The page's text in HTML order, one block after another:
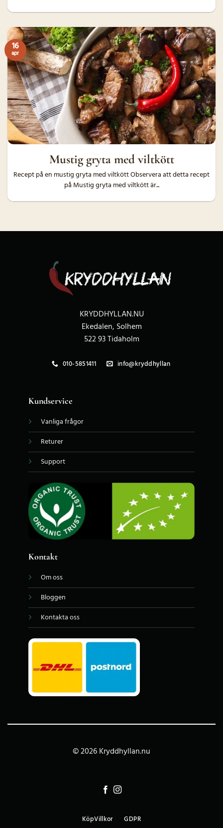
Mustig gryta med viltkött
Recept på en mustig gryta med viltkött Observera att detta recept
på Mustig gryta med viltkött är...
16
apr
KRYDDHYLLAN.NU
Ekedalen, Solhem
522 93 Tidaholm
010-5851411 info@kryddhyllan
Kundservice
Vanliga frågor
Returer
Support
Kontakt
Om oss
Bloggen
Kontakta oss
© 2026 Kryddhyllan.nu
KöpVillkor GDPR